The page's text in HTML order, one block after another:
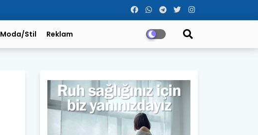
Moda/Stil Reklam